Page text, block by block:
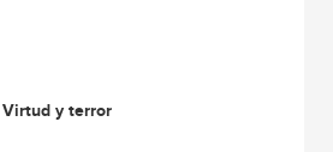
Virtud y terror